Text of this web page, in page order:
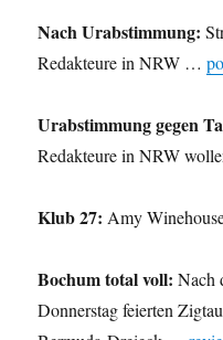
Nach Urabstimmung:
Redakteure in NRW …
Urabstimmung gegen
Redakteure in NRW
Klub 27: Amy
Bochum total voll: Nach
Donnerstag feierten